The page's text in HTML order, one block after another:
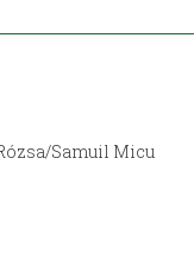
Samuil Micu